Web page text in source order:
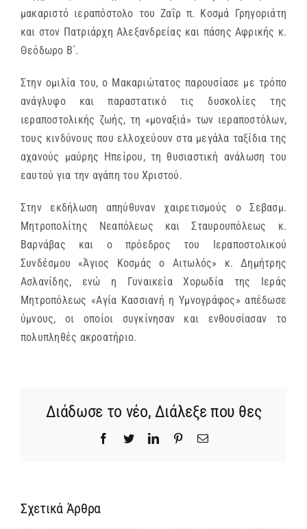
μακαριστό ιεραπόστολο του Ζαΐρ π. Κοσμά Γρηγοριάτη
και στον Πατριάρχη Αλεξανδρείας και πάσης Αφρικής κ.
Θεόδωρο Β΄.
Στην ομιλία του, ο Μακαριώτατος παρουσίασε με τρόπο
ανάγλυφο και παραστατικό τις δυσκολίες της
ιεραποστολικής ζωής, τη «μοναξιά» των ιεραποστόλων,
τους κινδύνους που ελλοχεύουν στα μεγάλα ταξίδια της
αχανούς μαύρης Ηπείρου, τη θυσιαστική ανάλωση του
εαυτού για την αγάπη του Χριστού.
Στην εκδήλωση απηύθυναν χαιρετισμούς ο Σεβασμ.
Μητροπολίτης Νεαπόλεως και Σταυρουπόλεως κ.
Βαρνάβας και ο πρόεδρος του Ιεραποστολικού
Συνδέσμου «Άγιος Κοσμάς ο Αιτωλός» κ. Δημήτρης
Ασλανίδης, ενώ η Γυναικεία Χορωδία της Ιεράς
Μητροπόλεως «Αγία Κασσιανή η Υμνογράφος» απέδωσε
ύμνους, οι οποίοι συγκίνησαν και ενθουσίασαν το
πολυπληθές ακροατήριο.
Διάδωσε το νέο, Διάλεξε που θες
Facebook
TwitterLinkedInPinterestEmail
Σχετικά ΆρθραΊδρυση